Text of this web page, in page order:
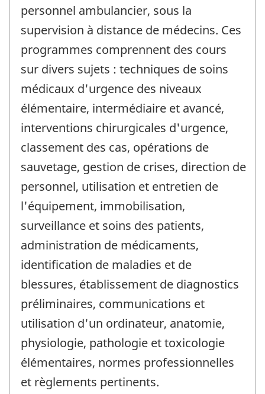
personnel ambulancier, sous la
supervision à distance de médecins. Ces
programmes comprennent des cours
sur divers sujets : techniques de soins
médicaux d'urgence des niveaux
élémentaire, intermédiaire et avancé,
interventions chirurgicales d'urgence,
classement des cas, opérations de
sauvetage, gestion de crises, direction de
personnel, utilisation et entretien de
l'équipement, immobilisation,
surveillance et soins des patients,
administration de médicaments,
identification de maladies et de
blessures, établissement de diagnostics
préliminaires, communications et
utilisation d'un ordinateur, anatomie,
physiologie, pathologie et toxicologie
élémentaires, normes professionnelles
et règlements pertinents.